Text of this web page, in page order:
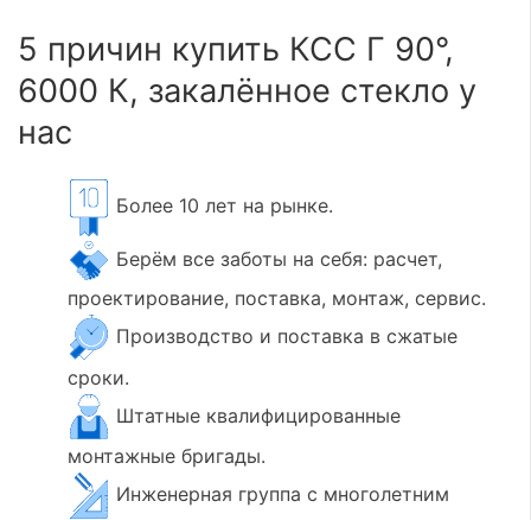
5 причин купить КСС Г 90°,
6000 К, закалённое стекло у
нас
Более 10 лет на рынке.
Берём все заботы на себя: расчет,
проектирование, поставка, монтаж, сервис.
Производство и поставка в сжатые
сроки.
Штатные квалифицированные
монтажные бригады.
Инженерная группа с многолетним